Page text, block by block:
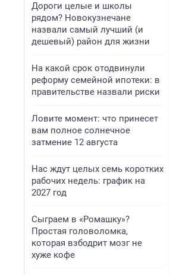
Дороги целые и школы
рядом? Новокузнечане
назвали самый лучший (и
дешевый) район для жизни
На какой срок отодвинули
реформу семейной ипотеки: в
правительстве назвали риски
Ловите момент: что принесет
вам полное солнечное
затмение 12 августа
Нас ждут целых семь коротких
рабочих недель: график на
2027 год
Сыграем в «Ромашку»?
Простая головоломка,
которая взбодрит мозг не
хуже кофе